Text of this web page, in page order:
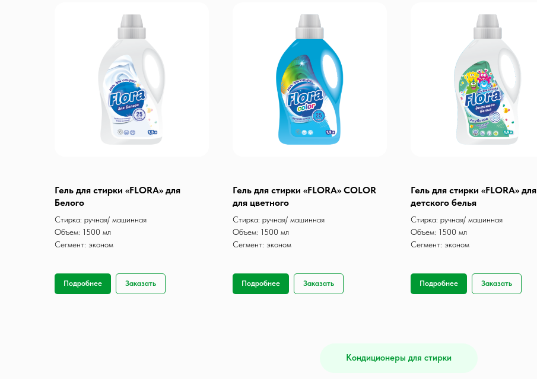
Гель для стирки «FLORA» для
Белого
Стирка: ручная/ машинная
Объем: 1500 мл
Сегмент: эконом
Подробнее Заказать
Гель для стирки «FLORA» COLOR
для цветного
Стирка: ручная/ машинная
Объем: 1500 мл
Сегмент: эконом
Подробнее Заказать
Гель для стирки «FLORA» для
детского белья
Стирка: ручная/ машинная
Объем: 1500 мл
Сегмент: эконом
Подробнее Заказать
Кондиционеры для стирки